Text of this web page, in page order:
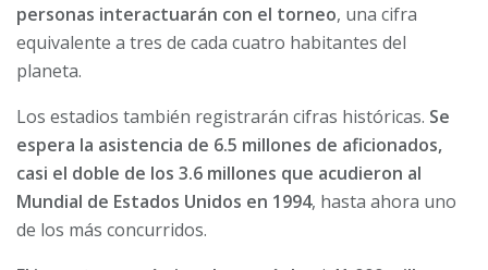
personas interactuarán con el torneo, una cifra
equivalente a tres de cada cuatro habitantes del
planeta.
Los estadios también registrarán cifras históricas. Se
espera la asistencia de 6.5 millones de aficionados,
casi el doble de los 3.6 millones que acudieron al
Mundial de Estados Unidos en 1994, hasta ahora uno
de los más concurridos.